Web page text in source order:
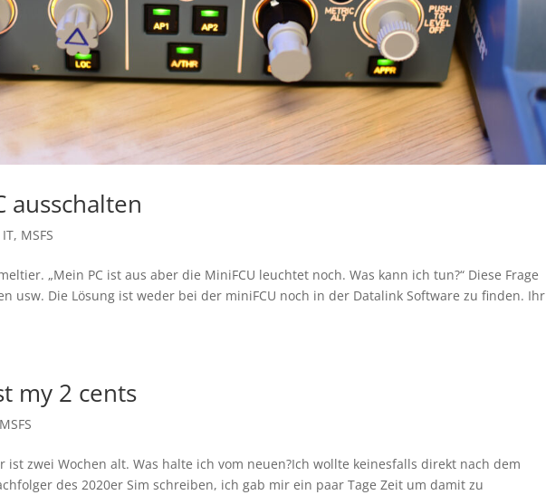
ausschalten
IT, MSFS
„Mein PC ist aus aber die MiniFCU leuchtet noch. Was kann ich tun?“ Diese Frage
usw. Die Lösung ist weder bei der miniFCU noch in der Datalink Software zu finden. Ihr
my 2 cents
MSFS
ist zwei Wochen alt. Was halte ich vom neuen?Ich wollte keinesfalls direkt nach dem
des 2020er Sim schreiben, ich gab mir ein paar Tage Zeit um damit zu